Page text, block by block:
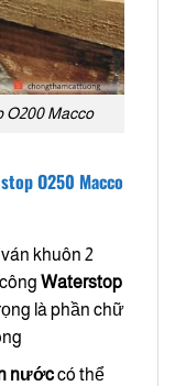
O200 Macco
O250 Macco
khuôn 2
Waterstop
là phần chữ
nướccó thể